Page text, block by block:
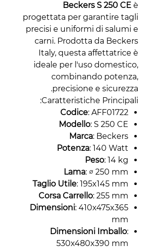
Beckers S 250 CE è
progettata per garantire tagli
precisi e uniformi di salumi e
carni. Prodotta da Beckers
Italy, questa affettatrice è
ideale per l'uso domestico,
combinando potenza,
precisione e sicurezza.
Caratteristiche Principali:
Codice: AFF01722
Modello: S 250 CE
Marca: Beckers
Potenza: 140 Watt
Peso: 14 kg
Lama: ∅ 250 mm
Taglio Utile: 195x145 mm
Corsa Carrello: 255 mm
Dimensioni: 410x475x365
mm
Dimensioni Imballo:
530x480x390 mm